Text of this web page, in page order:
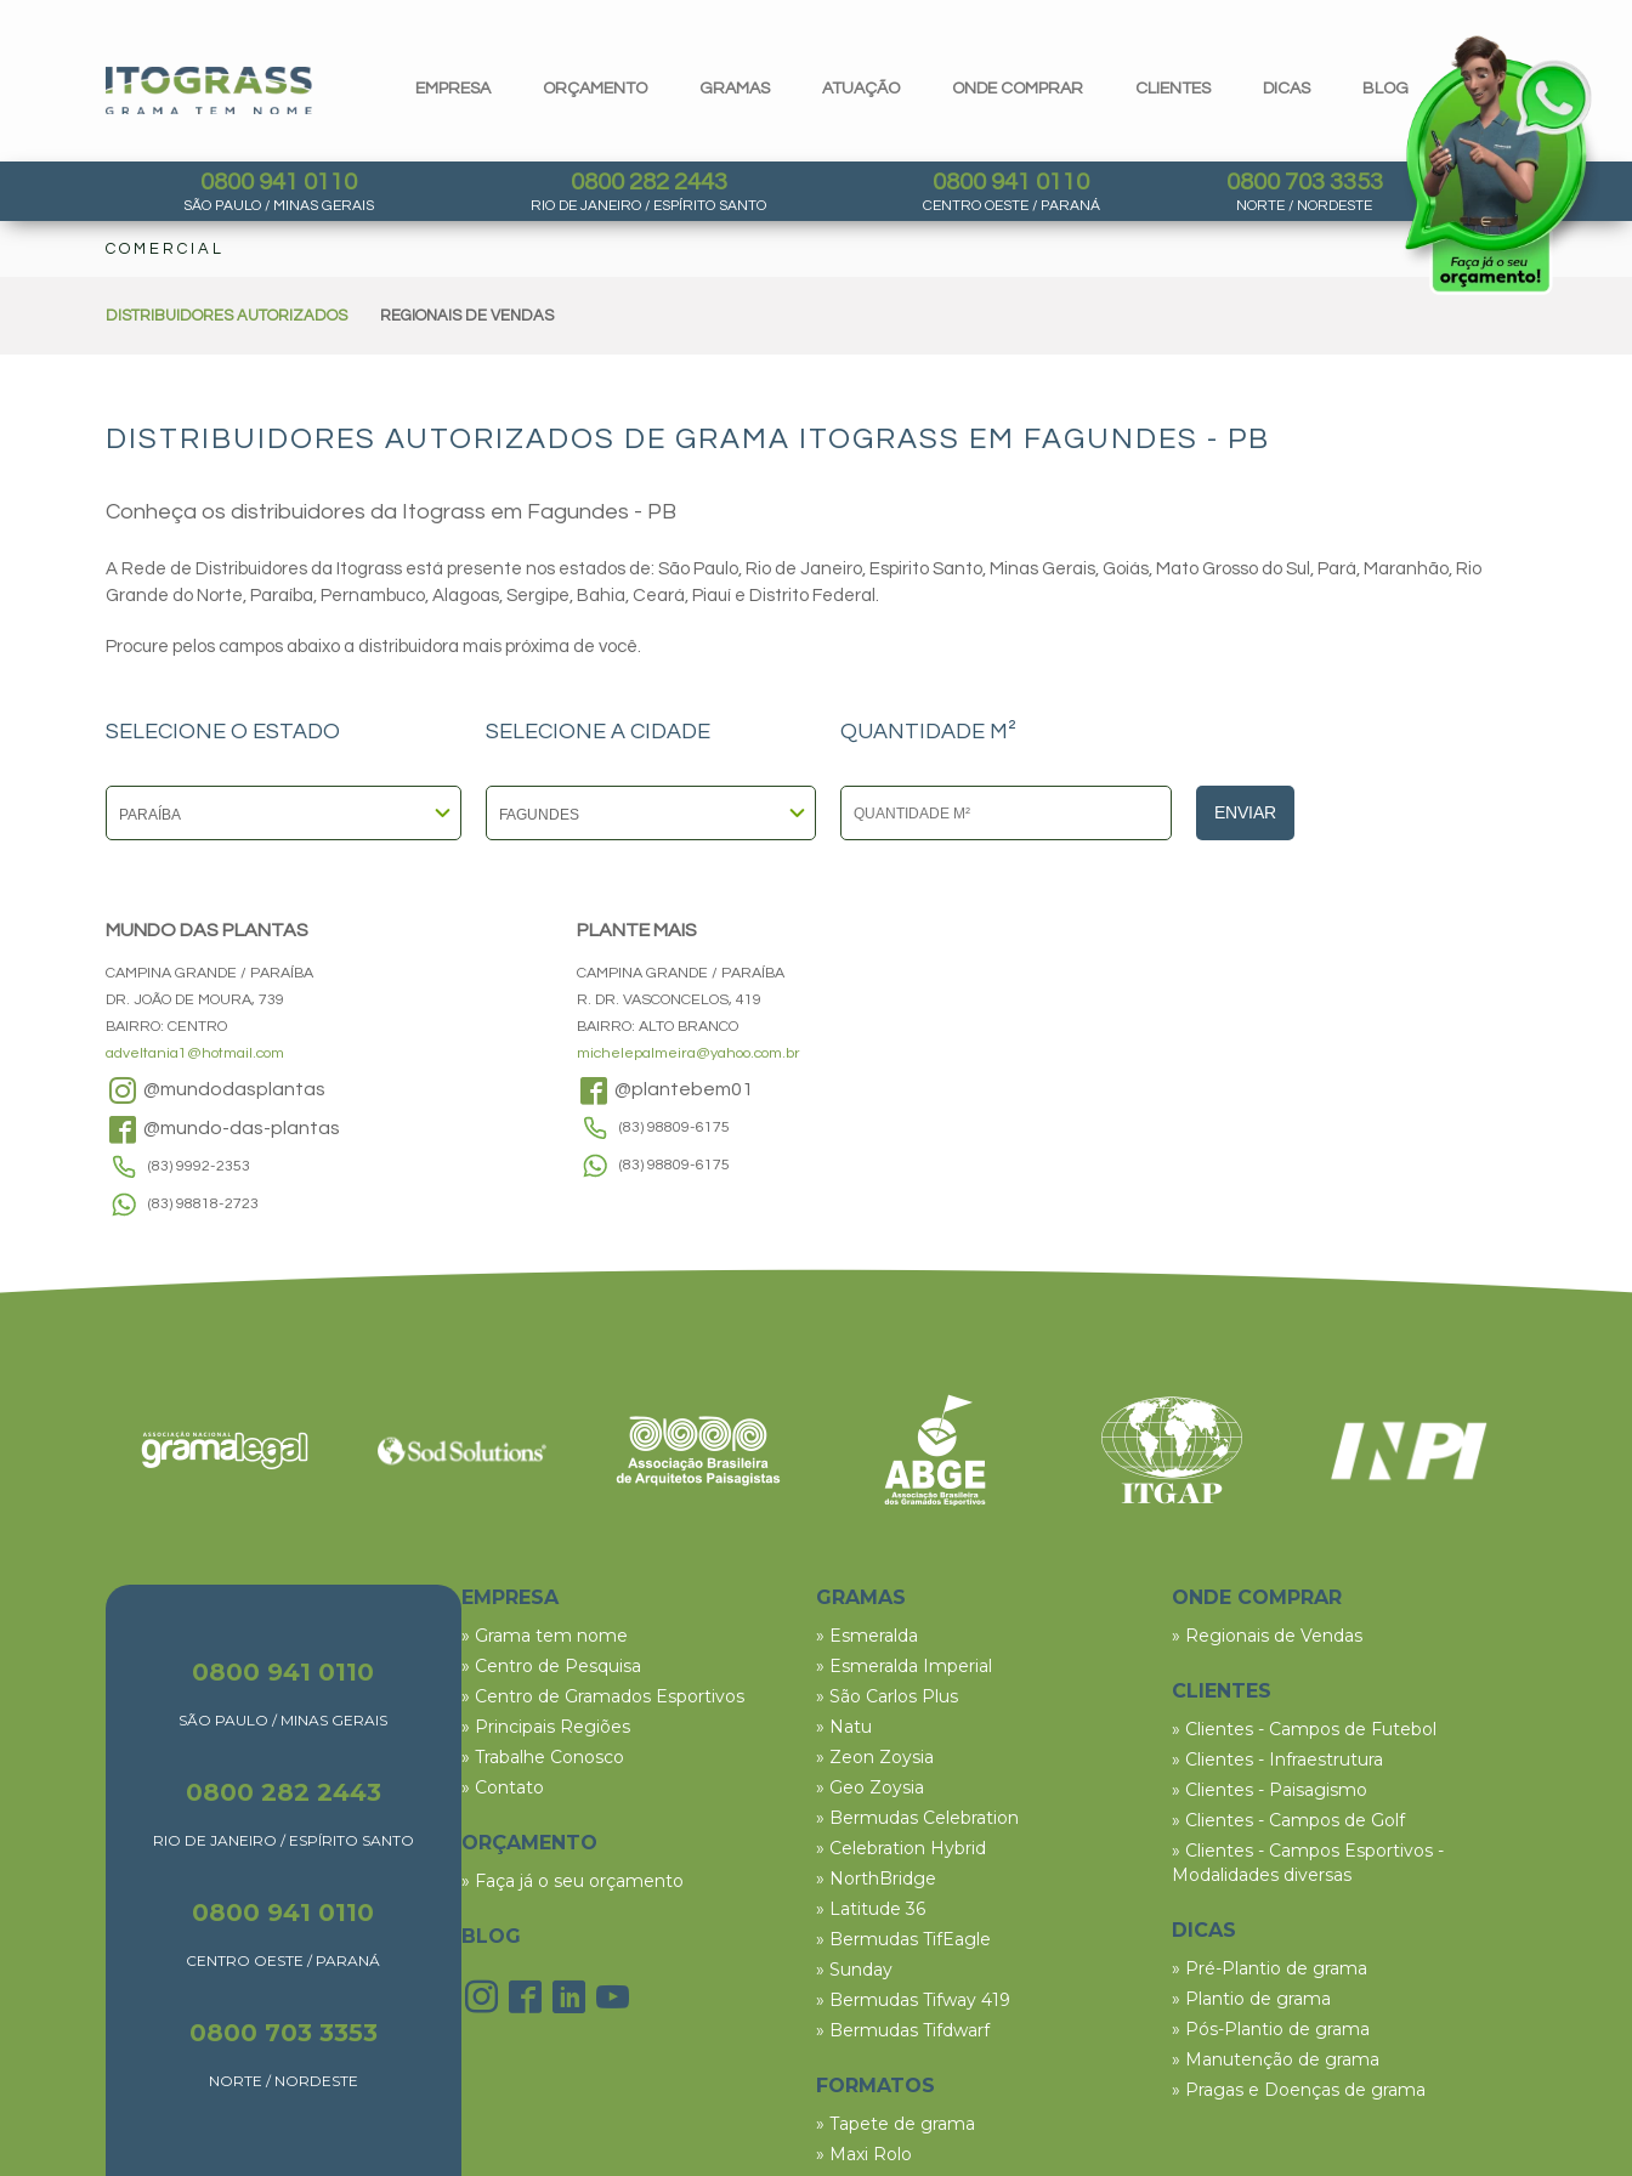
EMPRESA ORÇAMENTO GRAMAS ATUAÇÃO ONDE COMPRAR CLIENTES DICAS BLOG
0800 941 0110
SÃO PAULO / MINAS GERAIS
0800 282 2443
RIO DE JANEIRO / ESPÍRITO SANTO
0800 941 0110
CENTRO OESTE / PARANÁ
0800 703 3353
NORTE / NORDESTE
COMERCIAL
DISTRIBUIDORES AUTORIZADOS REGIONAIS DE VENDAS
DISTRIBUIDORES AUTORIZADOS DE GRAMA ITOGRASS EM FAGUNDES - PB
Conheça os distribuidores da Itograss em Fagundes - PB
A Rede de Distribuidores da Itograss está presente nos estados de: São Paulo, Rio de Janeiro, Espirito Santo, Minas Gerais, Goiás, Mato Grosso do Sul, Pará, Maranhão, Rio
Grande do Norte, Paraíba, Pernambuco, Alagoas, Sergipe, Bahia, Ceará, Piauí e Distrito Federal.
Procure pelos campos abaixo a distribuidora mais próxima de você.
SELECIONE O ESTADO SELECIONE A CIDADE QUANTIDADE M²
ENVIAR
MUNDO DAS PLANTAS
CAMPINA GRANDE / PARAÍBA
DR. JOÃO DE MOURA, 739
BAIRRO: CENTRO
adveltania1@hotmail.com
@mundodasplantas
@mundo-das-plantas
(83) 9992-2353
(83) 98818-2723
PLANTE MAIS
CAMPINA GRANDE / PARAÍBA
R. DR. VASCONCELOS, 419
BAIRRO: ALTO BRANCO
michelepalmeira@yahoo.com.br
@plantebem01
(83) 98809-6175
(83) 98809-6175
0800 941 0110
SÃO PAULO / MINAS GERAIS
0800 282 2443
RIO DE JANEIRO / ESPÍRITO SANTO
0800 941 0110
CENTRO OESTE / PARANÁ
0800 703 3353
NORTE / NORDESTE
EMPRESA
» Grama tem nome
» Centro de Pesquisa
» Centro de Gramados Esportivos
» Principais Regiões
» Trabalhe Conosco
» Contato
ORÇAMENTO
» Faça já o seu orçamento
BLOG
GRAMAS
» Esmeralda
» Esmeralda Imperial
» São Carlos Plus
» Natu
» Zeon Zoysia
» Geo Zoysia
» Bermudas Celebration
» Celebration Hybrid
» NorthBridge
» Latitude 36
» Bermudas TifEagle
» Sunday
» Bermudas Tifway 419
» Bermudas Tifdwarf
FORMATOS
» Tapete de grama
» Maxi Rolo
ONDE COMPRAR
» Regionais de Vendas
CLIENTES
» Clientes - Campos de Futebol
» Clientes - Infraestrutura
» Clientes - Paisagismo
» Clientes - Campos de Golf
» Clientes - Campos Esportivos -
Modalidades diversas
DICAS
» Pré-Plantio de grama
» Plantio de grama
» Pós-Plantio de grama
» Manutenção de grama
» Pragas e Doenças de grama